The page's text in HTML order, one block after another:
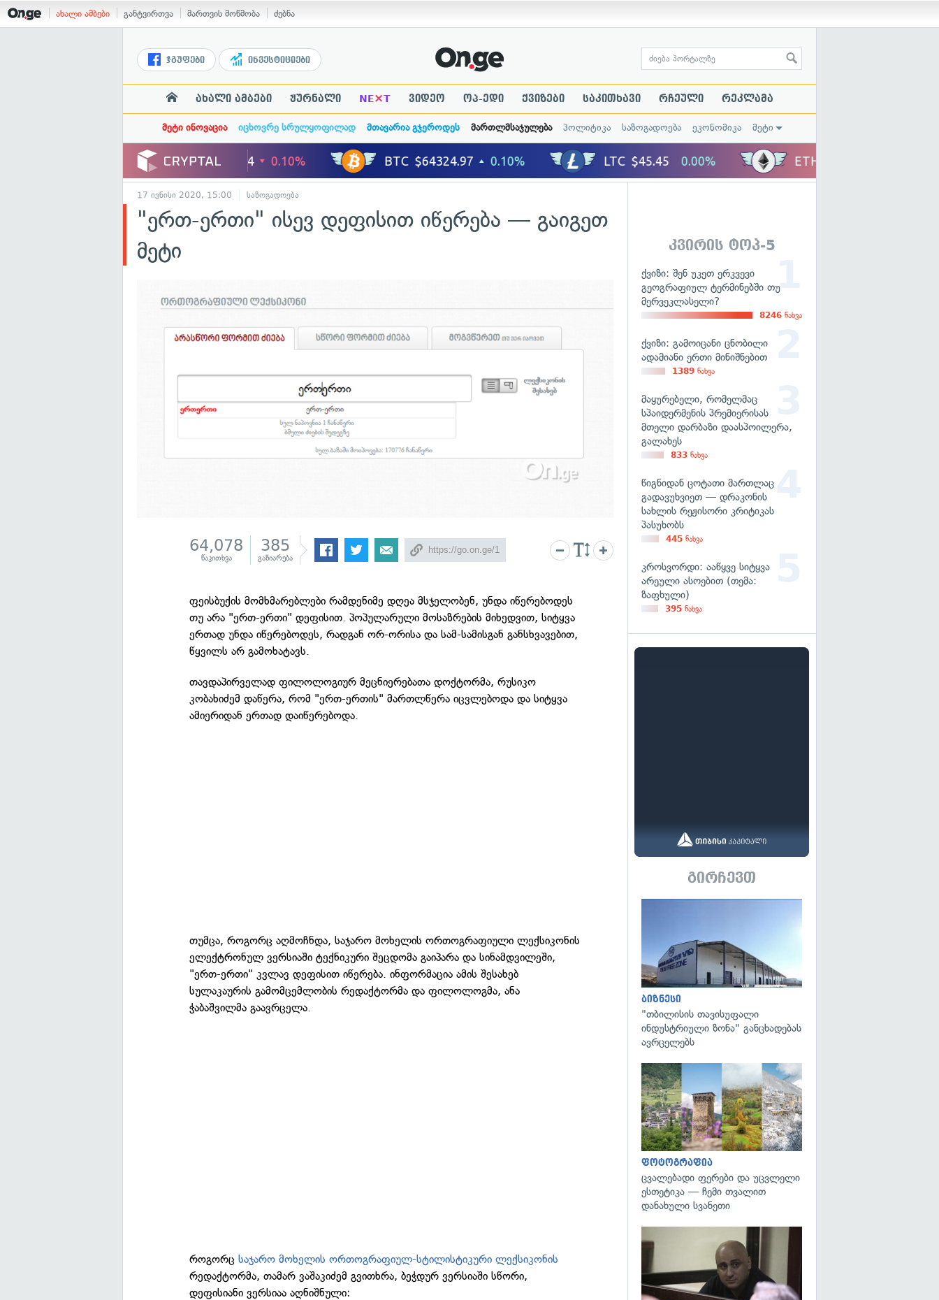
ახალი ამბები განტვირთვა მართვის მოწმობა ძებნა
ჯგუფები ინვესტიციები
ახალი ამბები ჟურნალი NE×T ვიდეო ოპ-ედი ქვიზები საკითხავი რჩეული რეკლამა
მეტი ინოვაცია იცხოვრე სრულყოფილად მთავარია გჯეროდეს მართლმსაჯულება პოლიტიკა საზოგადოება ეკონომიკა მეტი
17 ივნისი 2020, 15:00 საზოგადოება
"ერთ-ერთი" ისევ დეფისით იწერება — გაიგეთ
მეტი
64,078
წაკითხვა
385
გაზიარება
ფეისბუქის მომხმარებლები რამდენიმე დღეა მსჯელობენ, უნდა იწერებოდეს
თუ არა "ერთ-ერთი" დეფისით. პოპულარული მოსაზრების მიხედვით, სიტყვა
ერთად უნდა იწერებოდეს, რადგან ორ-ორისა და სამ-სამისგან განსხვავებით,
წყვილს არ გამოხატავს.
თავდაპირველად ფილოლოგიურ მეცნიერებათა დოქტორმა, რუსიკო
კობახიძემ დაწერა, რომ "ერთ-ერთის" მართლწერა იცვლებოდა და სიტყვა
ამიერიდან ერთად დაიწერებოდა.
თუმცა, როგორც აღმოჩნდა, საჯარო მოხელის ორთოგრაფიული ლექსიკონის
ელექტრონულ ვერსიაში ტექნიკური შეცდომა გაიპარა და სინამდვილეში,
"ერთ-ერთი" კვლავ დეფისით იწერება. ინფორმაცია ამის შესახებ
სულაკაურის გამომცემლობის რედაქტორმა და ფილოლოგმა, ანა
ჭაბაშვილმა გაავრცელა.
როგორცსაჯარო მოხელის ორთოგრაფიულ-სტილისტიკური ლექსიკონის
რედაქტორმა, თამარ ვაშაკიძემ გვითხრა, ბეჭდურ ვერსიაში სწორი,
დეფისიანი ვერსიაა აღნიშნული:
კვირის ტოპ-5
ქვიზი: შენ უკეთ ერკვევი
გეოგრაფიულ ტერმინებში თუ
მერვეკლასელი?
8246 ნახვა
ქვიზი: გამოიცანი ცნობილი
ადამიანი ერთი მინიშნებით
1389 ნახვა
მაყურებელი, რომელმაც
სპაიდერმენის პრემიერისას
მთელი დარბაზი დაასპოილერა,
გალახეს
833 ნახვა
წიგნიდან ცოტათი მართლაც
გადავუხვიეთ — დრაკონის
სახლის რეჟისორი კრიტიკას
პასუხობს
445 ნახვა
კროსვორდი: ააწყვე სიტყვა
არეული ასოებით (თემა:
ზაფხული)
395 ნახვა
გირჩევთ
ბიზნესი
"თბილისის თავისუფალი
ინდუსტრიული ზონა" განცხადებას
ავრცელებს
ფოტოგრაფია
ცვალებადი ფერები და უცვლელი
ესთეტიკა — ჩემი თვალით
დანახული სვანეთი